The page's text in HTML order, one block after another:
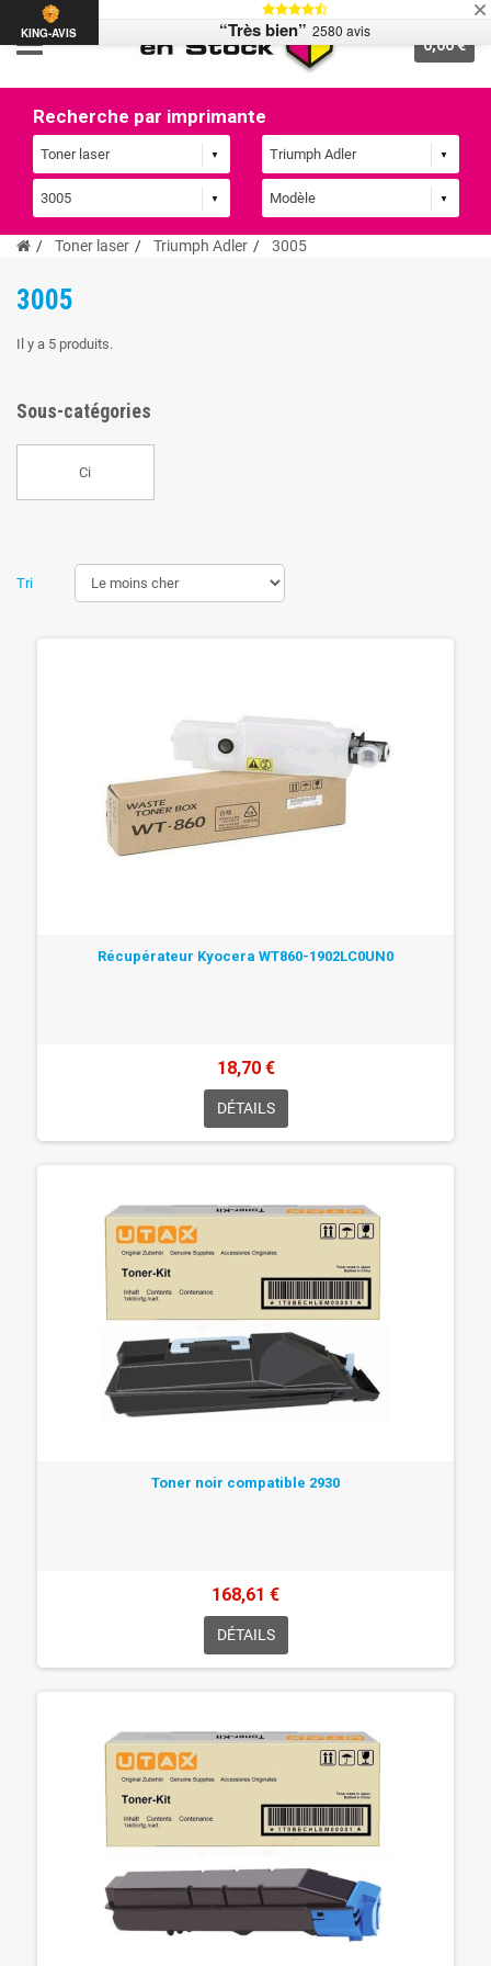
0,00 €
Recherche par imprimante
Toner laser Triumph Adler 3005
3005
Il y a 5 produits.
Sous-catégories
Ci
Tri
Récupérateur Kyocera WT860-1902LC0UN0
18,70 €
DÉTAILS
Toner noir compatible 2930
168,61 €
DÉTAILS
KING-AVIS “Très bien” 2580 avis